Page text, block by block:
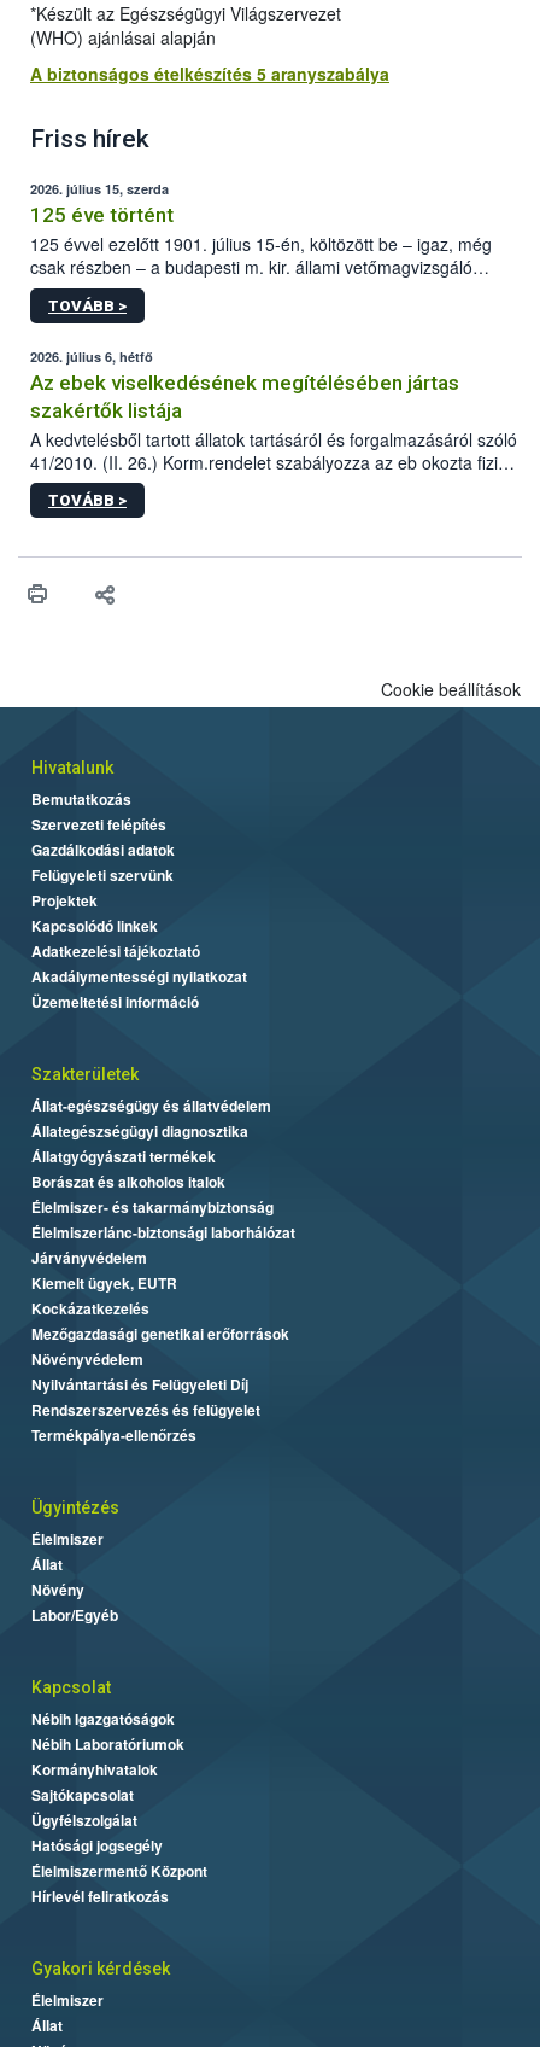
*Készült az Egészségügyi Világszervezet
(WHO) ajánlásai alapján
A biztonságos ételkészítés 5 aranyszabálya
Friss hírek
2026. július 15, szerda
125 éve történt
125 évvel ezelőtt 1901. július 15-én, költözött be – igaz, még
csak részben – a budapesti m. kir. állami vetőmagvizsgáló
állomás a Kis Rókus utca 15. szám alatti, Czigler Győző által
tervezett új épületébe.
TOVÁBB >
2026. július 6, hétfő
Az ebek viselkedésének megítélésében jártas
szakértők listája
A kedvtelésből tartott állatok tartásáról és forgalmazásáról szóló
41/2010. (II. 26.) Korm.rendelet szabályozza az eb okozta fizikai
sérülés, illetve ennek veszélye keletkezésekor felmerülő
hatósági feladatokat, valamint a veszélyes eb tartását és annak
vonni az ebek viselkedésének megítélésében jártas szakértőt.
TOVÁBB >
Cookie beállítások
Hivatalunk
Bemutatkozás
Szervezeti felépítés
Gazdálkodási adatok
Felügyeleti szervünk
Projektek
Kapcsolódó linkek
Adatkezelési tájékoztató
Akadálymentességi nyilatkozat
Üzemeltetési információ
Szakterületek
Állat-egészségügy és állatvédelem
Állategészségügyi diagnosztika
Állatgyógyászati termékek
Borászat és alkoholos italok
Élelmiszer- és takarmánybiztonság
Élelmiszerlánc-biztonsági laborhálózat
Járványvédelem
Kiemelt ügyek, EUTR
Kockázatkezelés
Mezőgazdasági genetikai erőforrások
Növényvédelem
Nyilvántartási és Felügyeleti Díj
Rendszerszervezés és felügyelet
Termékpálya-ellenőrzés
Ügyintézés
Élelmiszer
Állat
Növény
Labor/Egyéb
Kapcsolat
Nébih Igazgatóságok
Nébih Laboratóriumok
Kormányhivatalok
Sajtókapcsolat
Ügyfélszolgálat
Hatósági jogsegély
Élelmiszermentő Központ
Hírlevél feliratkozás
Gyakori kérdések
Élelmiszer
Állat